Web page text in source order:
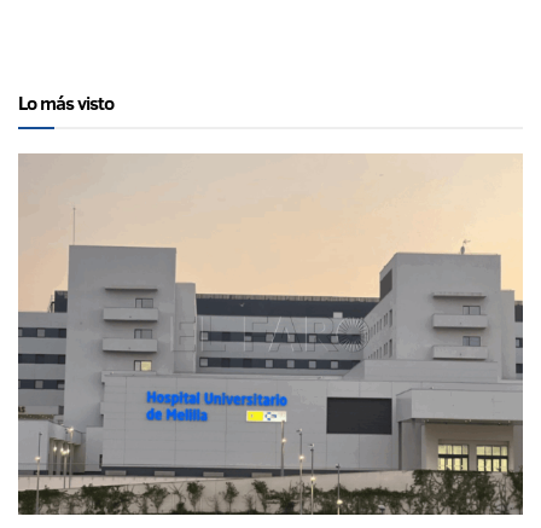
Lo más visto